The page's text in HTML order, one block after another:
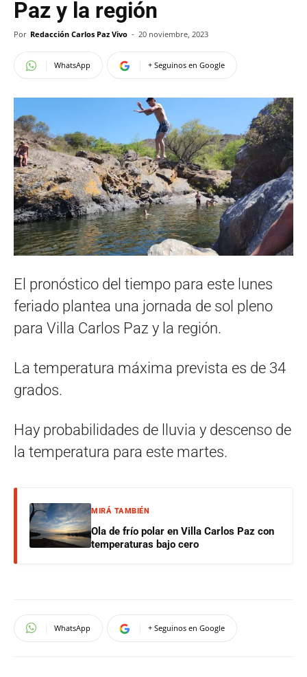
Paz y la región
Por Redacción Carlos Paz Vivo - 20 noviembre, 2023
WhatsApp + Seguinos en Google
El pronóstico del tiempo para este lunes
feriado plantea una jornada de sol pleno
para Villa Carlos Paz y la región.
La temperatura máxima prevista es de 34
grados.
Hay probabilidades de lluvia y descenso de
la temperatura para este martes.
MIRÁ TAMBIÉN
Ola de frío polar en Villa Carlos Paz con
temperaturas bajo cero
WhatsApp + Seguinos en Google